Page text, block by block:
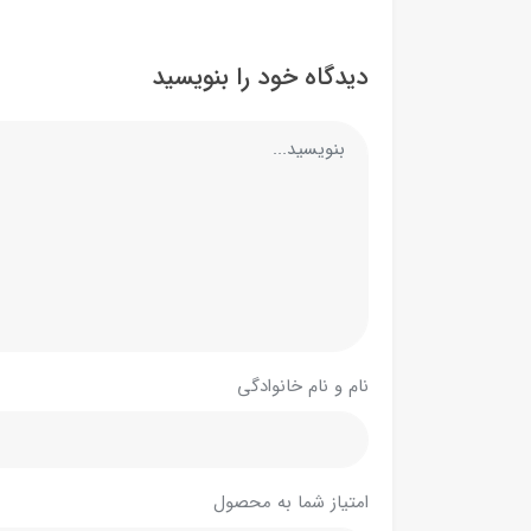
دیدگاه خود را بنویسید
نام و نام خانوادگی
امتیاز شما به محصول